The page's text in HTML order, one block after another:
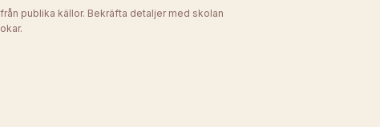
publika källor. Bekräfta detaljer med skolan